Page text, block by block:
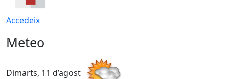
Accedeix
Meteo
Dimarts, 11 d’agost